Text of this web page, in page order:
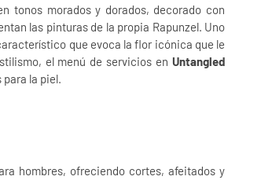
tonos morados y dorados, decorado con
las pinturas de la propia Rapunzel. Uno
que evoca la flor icónica que le
el menú de servicios en Untangled
la piel.
hombres, ofreciendo cortes, afeitados y